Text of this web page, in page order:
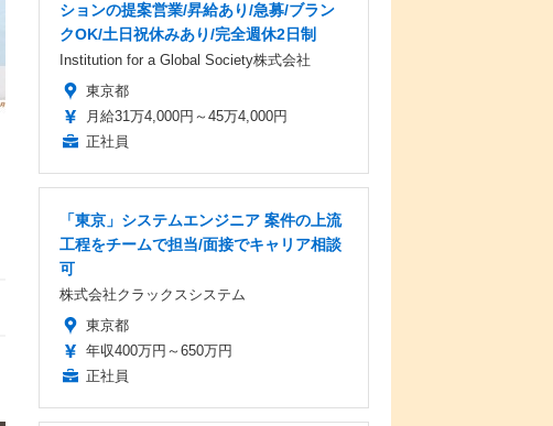
ションの提案営業/昇給あり/急募/ブラン
クOK/土日祝休みあり/完全週休2日制
Institution for a Global Society株式会社
東京都
月給31万4,000円～45万4,000円
正社員
「東京」システムエンジニア 案件の上流
工程をチームで担当/面接でキャリア相談
可
株式会社クラックスシステム
東京都
年収400万円～650万円
正社員